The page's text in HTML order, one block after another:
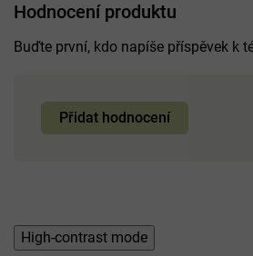
Hodnocení produktu
Buďte první, kdo napíše příspěvek k
Přidat hodnocení
High-contrast mode